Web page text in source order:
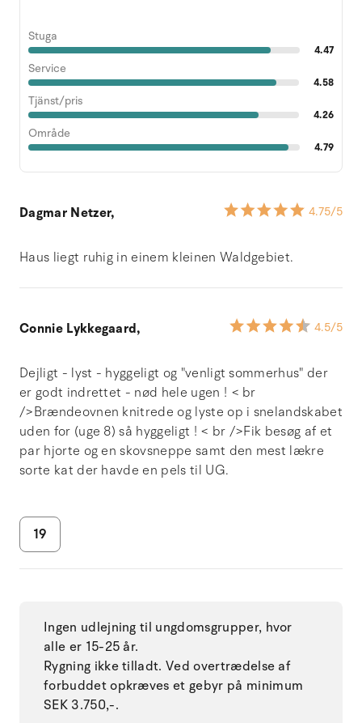
Stuga
4.47
Service
4.58
Tjänst/pris
4.26
Område
4.79
Dagmar Netzer, 4.75/5
Haus liegt ruhig in einem kleinen Waldgebiet.
Connie Lykkegaard, 4.5/5
Dejligt - lyst - hyggeligt og "venligt sommerhus" der
er godt indrettet - nød hele ugen ! < br
/>Brændeovnen knitrede og lyste op i snelandskabet
uden for (uge 8) så hyggeligt ! < br />Fik besøg af et
par hjorte og en skovsneppe samt den mest lækre
sorte kat der havde en pels til UG.
19
Ingen udlejning til ungdomsgrupper, hvor
alle er 15-25 år.
Rygning ikke tilladt. Ved overtrædelse af
forbuddet opkræves et gebyr på minimum
SEK 3.750,-.